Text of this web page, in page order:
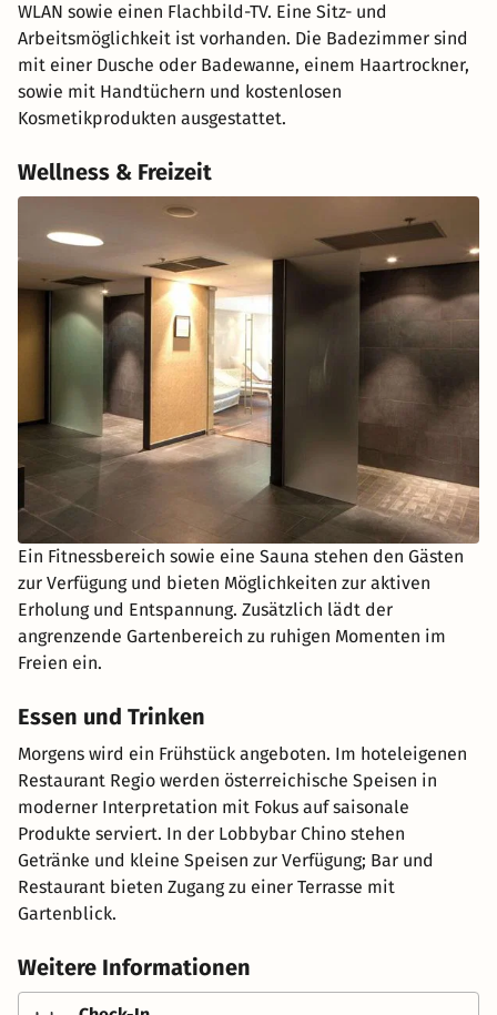
WLAN sowie einen Flachbild-TV. Eine Sitz- und
Arbeitsmöglichkeit ist vorhanden. Die Badezimmer sind
mit einer Dusche oder Badewanne, einem Haartrockner,
sowie mit Handtüchern und kostenlosen
Kosmetikprodukten ausgestattet.
Wellness & Freizeit
Ein Fitnessbereich sowie eine Sauna stehen den Gästen
zur Verfügung und bieten Möglichkeiten zur aktiven
Erholung und Entspannung. Zusätzlich lädt der
angrenzende Gartenbereich zu ruhigen Momenten im
Freien ein.
Essen und Trinken
Morgens wird ein Frühstück angeboten. Im hoteleigenen
Restaurant Regio werden österreichische Speisen in
moderner Interpretation mit Fokus auf saisonale
Produkte serviert. In der Lobbybar Chino stehen
Getränke und kleine Speisen zur Verfügung; Bar und
Restaurant bieten Zugang zu einer Terrasse mit
Gartenblick.
Weitere Informationen